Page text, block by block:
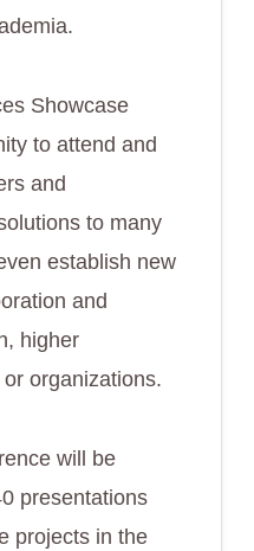
Showcase
to attend and
and
to many
establish new
and
higher
organizations.
will be
presentations
projects in the